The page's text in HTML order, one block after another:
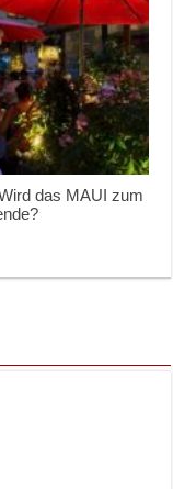
das MAUI zum